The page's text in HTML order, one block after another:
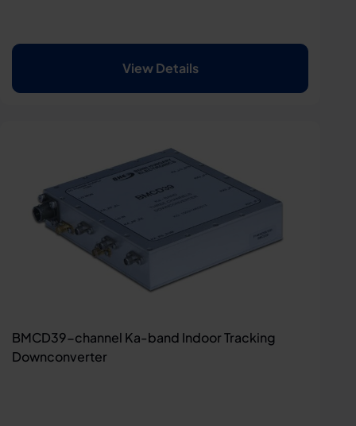
View Details
BMCD39-channel Ka-band Indoor Tracking
Downconverter